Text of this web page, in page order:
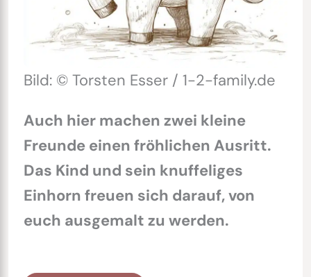
Bild: © Torsten Esser / 1-2-family.de
Auch hier machen zwei kleine
Freunde einen fröhlichen Ausritt.
Das Kind und sein knuffeliges
Einhorn freuen sich darauf, von
euch ausgemalt zu werden.